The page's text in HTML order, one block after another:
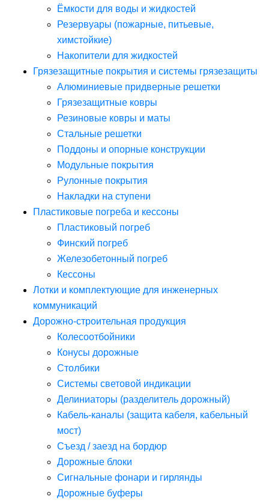
Ёмкости для воды и жидкостей
Резервуары (пожарные, питьевые,
химстойкие)
Накопители для жидкостей
Грязезащитные покрытия и системы грязезащиты
Алюминиевые придверные решетки
Грязезащитные ковры
Резиновые ковры и маты
Стальные решетки
Поддоны и опорные конструкции
Модульные покрытия
Рулонные покрытия
Накладки на ступени
Пластиковые погреба и кессоны
Пластиковый погреб
Финский погреб
Железобетонный погреб
Кессоны
Лотки и комплектующие для инженерных
коммуникаций
Дорожно-строительная продукция
Колесоотбойники
Конусы дорожные
Столбики
Системы световой индикации
Делиниаторы (разделитель дорожный)
Кабель-каналы (защита кабеля, кабельный
мост)
Съезд / заезд на бордюр
Дорожные блоки
Сигнальные фонари и гирлянды
Дорожные буферы